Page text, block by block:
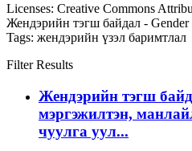
Licenses: Creative Commons
Жендэрийн тэгш байдал - Gender
Tags: жендэрийн үзэл баримтлал
Filter Results
Жендэрийн тэгш
мэргэжилтэн,
чуулга уул...